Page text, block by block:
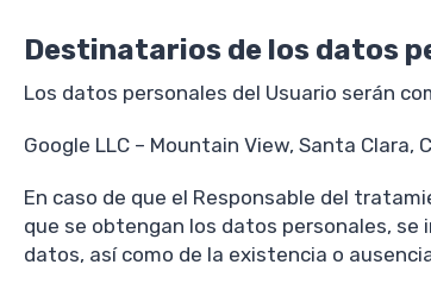
Destinatarios de los datos
Los datos personales del Usuario serán
Google LLC – Mountain View, Santa
En caso de que el Responsable del
que se obtengan los datos personales,
datos, así como de la existencia o